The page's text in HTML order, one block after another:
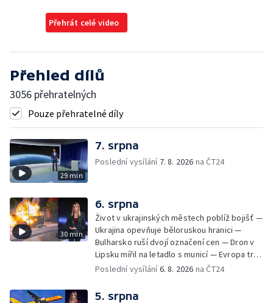
Přehrát celé video
Přehled dílů
3056 přehratelných
Pouze přehratelné díly
29 min
7. srpna
Poslední vysílání 7. 8. 2026 na ČT24
30 min
6. srpna
Život v ukrajinských městech poblíž bojišť —
Ukrajina opevňuje běloruskou hranici —
Bulharsko ruší dvojí označení cen — Dron v
Lipsku mířil na letadlo s municí — Evropa trpí
nedostatkem srážek — Nové záběry erupcí
Poslední vysílání6. 8. 2026 na ČT24
5. srpna